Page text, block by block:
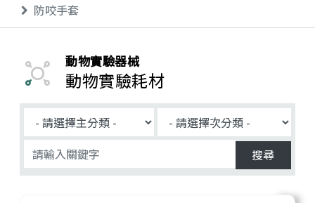
防咬手套
動物實驗器械
動物實驗耗材
搜尋